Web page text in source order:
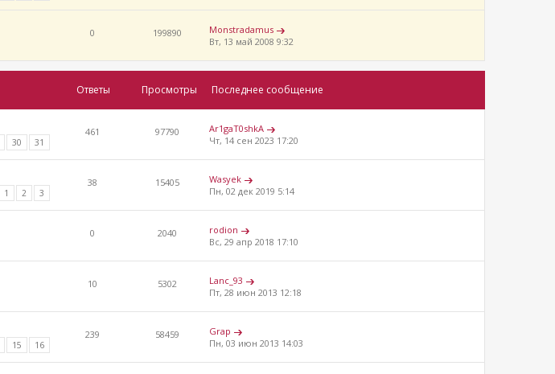
0 199890
Monstradamus
Вт, 13 май 2008 9:32
Ответы Просмотры Последнее сообщение
30 31
461 97790
Ar1gaT0shkA
Чт, 14 сен 2023 17:20
1 2 3
38 15405
Wasyek
Пн, 02 дек 2019 5:14
0 2040
rodion
Вс, 29 апр 2018 17:10
10 5302
Lanc_93
Пт, 28 июн 2013 12:18
15 16
239 58459
Grap
Пн, 03 июн 2013 14:03